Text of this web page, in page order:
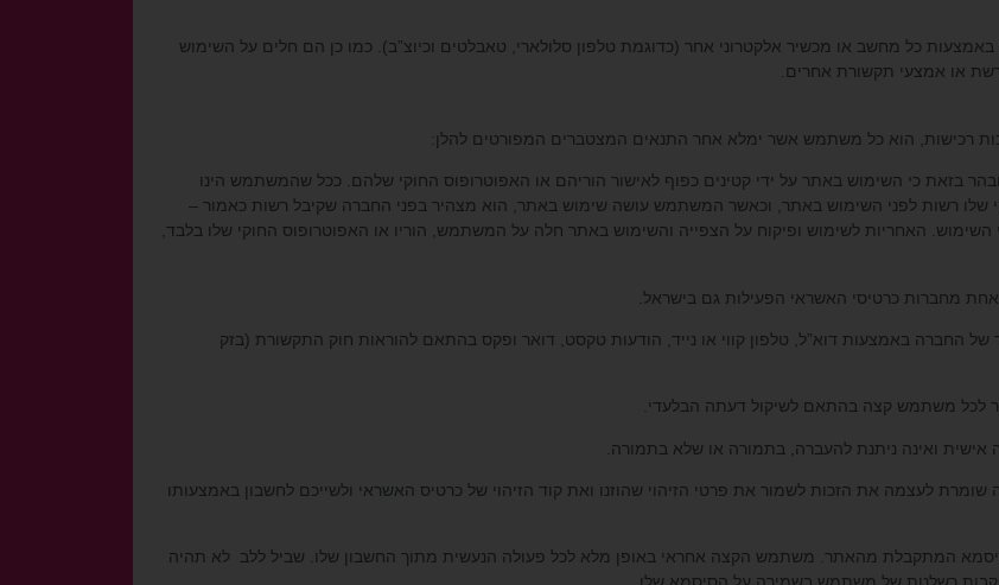
באמצעות כל מחשב או מכשיר אלקטרוני אחר (כדוגמת טלפון סלולארי, טאבלטים וכיוצ”ב). כמו כן הם חלים על השימוש
או אמצעי תקשורת אחרים.
בזאת כי השימוש באתר על ידי קטינים כפוף לאישור הוריהם או האפוטרופוס החוקי שלהם. ככל שהמשתמש הינו
החוקי שלו רשות לפני השימוש באתר, וכאשר המשתמש עושה שימוש באתר, הוא מצהיר בפני החברה שקיבל רשות כאמור –
השימוש. האחריות לשימוש ופיקוח על הצפייה והשימוש באתר חלה על המשתמש, הוריו או האפוטרופוס החוקי שלו בלבד,
של החברה באמצעות דוא”ל, טלפון קווי או נייד, הודעות טקסט, דואר ופקס בהתאם להוראות חוק התקשורת (בזק
לעצמה את הזכות לשמור את פרטי הזיהוי שהוזנו ואת קוד הזיהוי של כרטיס האשראי ולשייכם לחשבון באמצעותו
המתקבלת מהאתר. משתמש הקצה אחראי באופן מלא לכל פעולה הנעשית מתוך החשבון שלו. שביל ללב לא תהיה